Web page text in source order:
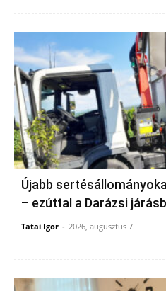
Újabb
– ezúttal a Darázsi
Tatai Igor - 2026, augusztus 7.